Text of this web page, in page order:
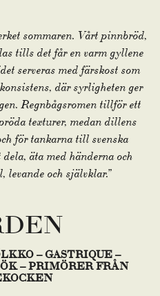
sommaren. Vårt pinnbröd,
tills det får en varm gyllene
serveras med färskost som
där syrligheten ger
Regnbågsromen tillför ett
texturer, medan dillens
för tankarna till svenska
äta med händerna och
levande och självklar.”
– GASTRIQUE –
– PRIMÖRER FRÅN